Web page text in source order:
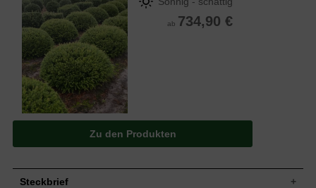
ab 734,90 €
Zu den Produkten
Steckbrief